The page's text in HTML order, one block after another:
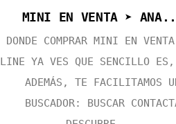
MINI EN VENTA ➤
DONDE COMPRAR MINI EN
LINE YA VES QUE SENCILLO ES,
ADEMÁS, TE FACILITAMOS
BUSCADOR: BUSCAR